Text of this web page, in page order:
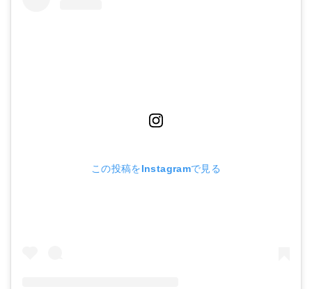
この投稿をInstagramで見る